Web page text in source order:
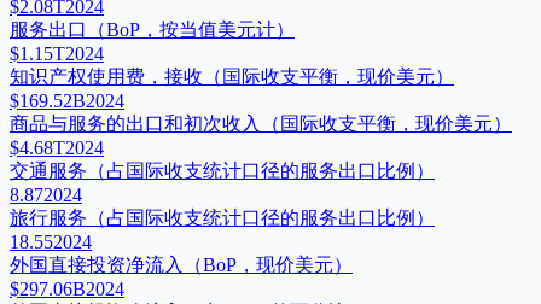
$2.08T2024
服务出口（BoP，按当值美元计）
$1.15T2024
知识产权使用费，接收（国际收支平衡，现价美元）
$169.52B2024
商品与服务的出口和初次收入（国际收支平衡，现价美元）
$4.68T2024
交通服务（占国际收支统计口径的服务出口比例）
8.872024
旅行服务（占国际收支统计口径的服务出口比例）
18.552024
外国直接投资净流入（BoP，现价美元）
$297.06B2024